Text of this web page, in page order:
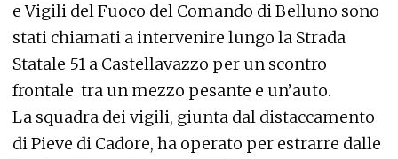
e Vigili del Fuoco del Comando di Belluno sono
stati chiamati a intervenire lungo la Strada
Statale 51 a Castellavazzo per un scontro
frontale tra un mezzo pesante e un’auto.
La squadra dei vigili, giunta dal distaccamento
di Pieve di Cadore, ha operato per estrarre dalle